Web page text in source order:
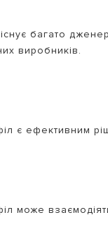
багато
виробників.
є ефективним
може